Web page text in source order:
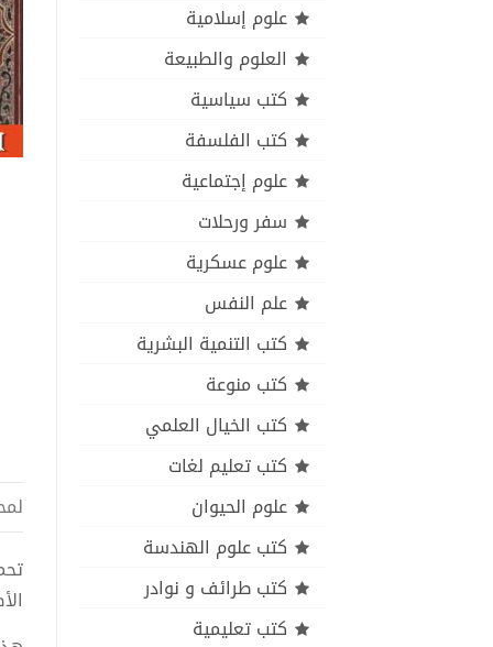
علوم إسلامية
العلوم والطبيعة
كتب سياسية
كتب الفلسفة
علوم إجتماعية
سفر ورحلات
علوم عسكرية
علم النفس
كتب التنمية البشرية
كتب منوعة
كتب الخيال العلمي
كتب تعليم لغات
علوم الحيوان
كتب علوم الهندسة
كتب طرائف و نوادر
كتب تعليمية